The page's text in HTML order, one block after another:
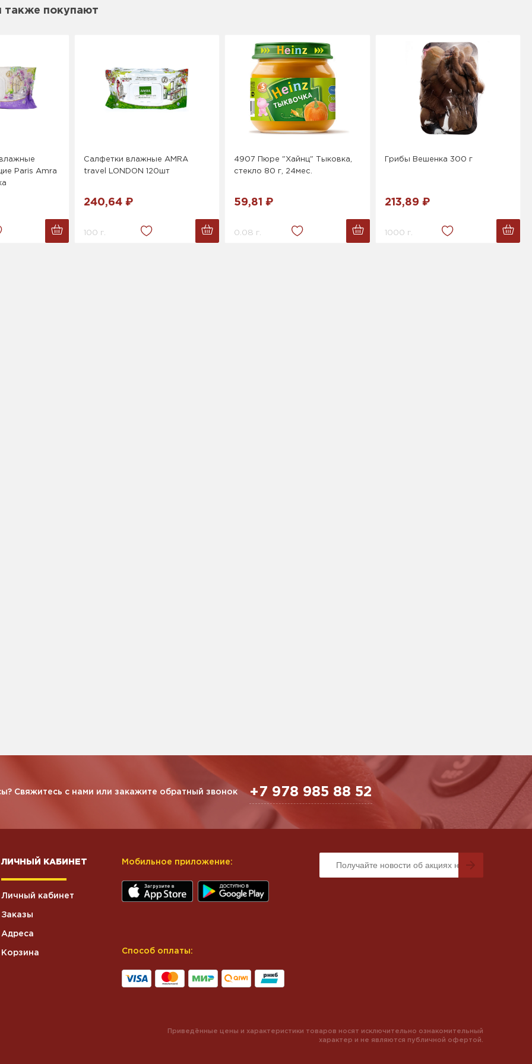
также покупают
Paris Amra
Салфетки влажные АMRA
travel LONDON 120шт
240,64 ₽
100 г.
4907 Пюре "Хайнц" Тыковка,
стекло 80 г, 24мес.
59,81 ₽
0.08 г.
Грибы Вешенка 300 г
213,89 ₽
1000 г.
Свяжитесь с нами или закажите обратный звонок +7 978 985 88 52
ЛИЧНЫЙ КАБИНЕТ
Личный кабинет
Заказы
Адреса
Корзина
Мобильное приложение:
Способ оплаты:
Приведённые цены и характеристики товаров носят исключительно ознакомительный
характер и не являются публичной офертой.